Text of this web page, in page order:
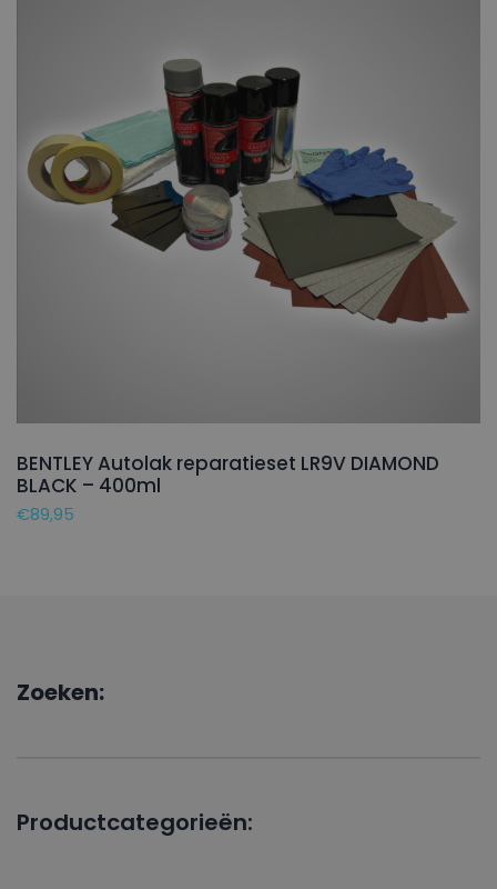
BENTLEY Autolak reparatieset LR9V DIAMOND
BLACK – 400ml
€89,95
Zoeken:
Productcategorieën: